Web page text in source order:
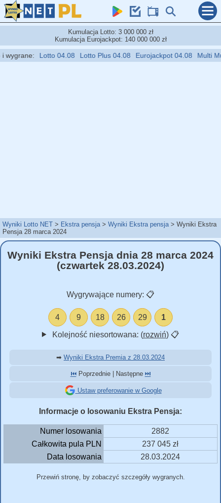
Kumulacja Lotto: 3 000 000 zł
Kumulacja Eurojackpot: 140 000 000 zł
Lotto 04.08 Lotto Plus 04.08 Eurojackpot 04.08 Multi Multi
Wyniki Lotto NET Ekstra pensja Wyniki Ekstra pensja
Wyniki Ekstra
Pensja 28 marca 2024
Wyniki Ekstra Pensja dnia 28 marca 2024
(czwartek 28.03.2024)
Wygrywające numery: 📋
4 9 18 26 29 1
Kolejność niesortowana: (rozwiń) 📋
➡ Wyniki Ekstra Premia z 28.03.2024
⏮️Poprzednie | Następne ⏭️
Ustaw preferowanie w Google
Informacje o losowaniu Ekstra Pensja:
Numer losowania
2882
Całkowita pula PLN
237 045 zł
Data losowania
28.03.2024
Przewiń stronę, by zobaczyć szczegóły wygranych.